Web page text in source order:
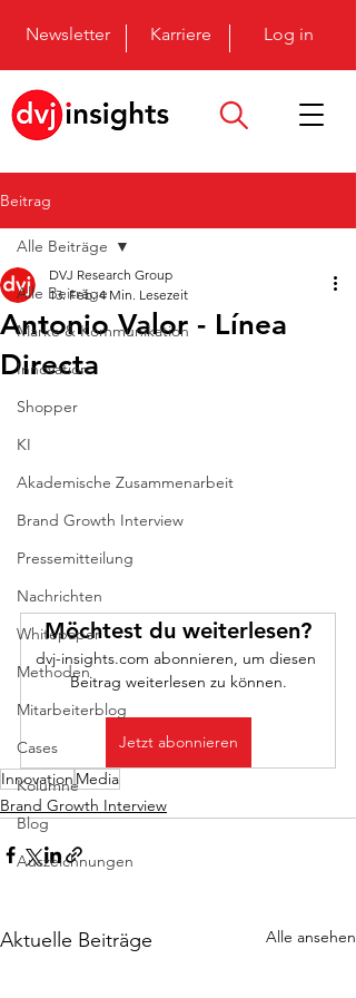
Newsletter Karriere Log in
Beitrag
Alle Beiträge
Marke & Kommunikation
Innovation
Shopper
KI
Akademische Zusammenarbeit
Brand Growth Interview
Pressemitteilung
Nachrichten
Whitepaper
Methoden
Mitarbeiterblog
Cases
Kolumne
Blog
Auszeichnungen
Alle Beiträge
Antonio Valor - Línea
Directa
DVJ Research Group
13. Feb. 4 Min. Lesezeit
Möchtest du weiterlesen?
dvj-insights.com abonnieren, um diesen
Beitrag weiterlesen zu können.
Jetzt abonnieren
Innovation Media
Brand Growth Interview
Aktuelle Beiträge Alle ansehen